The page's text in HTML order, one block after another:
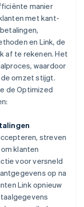
manier
met kant-
en Link, de
af te rekenen. Het
waardoor
omzet stijgt.
de Optimized
streven
klanten
voor versneld
op na
Link opnieuw